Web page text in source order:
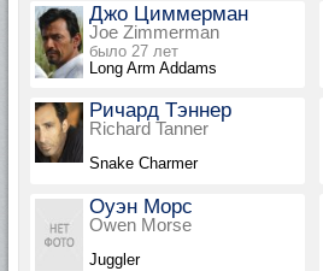
Джо Циммерман
Joe Zimmerman
было 27 лет
Long Arm Addams
Ричард Тэннер
Richard Tanner
Snake Charmer
Оуэн Морс
Owen Morse
Juggler